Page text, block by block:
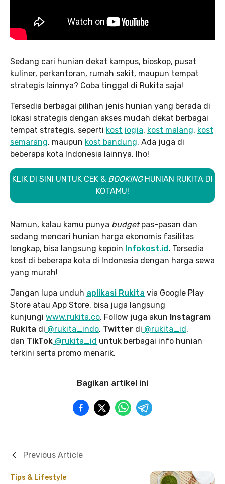
Sedang cari hunian dekat kampus, bioskop, pusat
kuliner, perkantoran, rumah sakit, maupun tempat
strategis lainnya? Coba tinggal di Rukita saja!
Tersedia berbagai pilihan jenis hunian yang berada di
lokasi strategis dengan akses mudah dekat berbagai
tempat strategis, seperti kost jogja, kost malang, kost
semarang, maupun kost bandung. Ada juga di
beberapa kota Indonesia lainnya, lho!
KLIK DI SINI UNTUK CEK & BOOKINGHUNIAN RUKITA DI
KOTAMU!
Namun, kalau kamu punya budgetpas-pasan dan
sedang mencari hunian harga ekonomis fasilitas
lengkap, bisa langsung kepoin Infokost.id . Tersedia
kost di beberapa kota di Indonesia dengan harga sewa
yang murah!
Jangan lupa unduh aplikasi Rukita via Google Play
Store atau App Store, bisa juga langsung
kunjungi www.rukita.co. Follow juga akun Instagram
Rukita di @rukita_indo, Twitter di @rukita_id ,
dan TikTok @rukita_id untuk berbagai info hunian
terkini serta promo menarik.
Bagikan artikel ini
Tips & Lifestyle
Previous Article